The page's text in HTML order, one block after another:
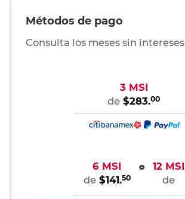
Métodos de pago
Consulta los meses sin intereses
3 MSI
de $283.00
6 MSI
de $141.50
o
12 MSI
de